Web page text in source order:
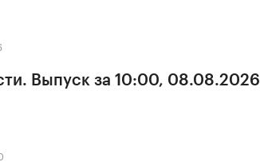
Выпуск за 10:00, 08.08.2026